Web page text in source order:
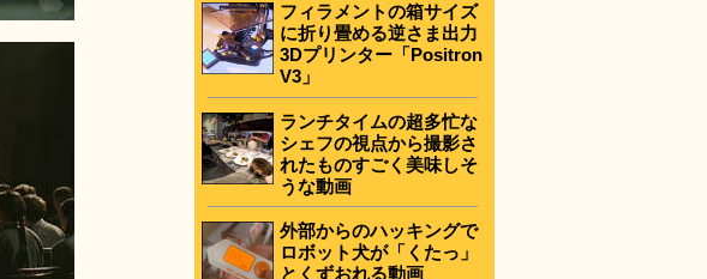
フィラメントの箱サイズ
に折り畳める逆さま出力
3Dプリンター「Positron
V3」
ランチタイムの超多忙な
シェフの視点から撮影さ
れたものすごく美味しそ
うな動画
外部からのハッキングで
ロボット犬が「くたっ」
とくずおれる動画